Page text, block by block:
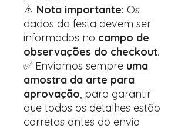
⚠️ Nota importante: Os
dados da festa devem ser
informados no campo de
observações do checkout.
✅ Enviamos sempre uma
amostra da arte para
aprovação, para garantir
que todos os detalhes estão
corretos antes do envio